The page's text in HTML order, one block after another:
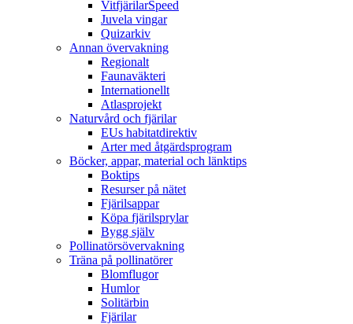
VitfjärilarSpeed
Juvela vingar
Quizarkiv
Annan övervakning
Regionalt
Faunaväkteri
Internationellt
Atlasprojekt
Naturvård och fjärilar
EUs habitatdirektiv
Arter med åtgärdsprogram
Böcker, appar, material och länktips
Boktips
Resurser på nätet
Fjärilsappar
Köpa fjärilsprylar
Bygg själv
Pollinatörsövervakning
Träna på pollinatörer
Blomflugor
Humlor
Solitärbin
Fjärilar